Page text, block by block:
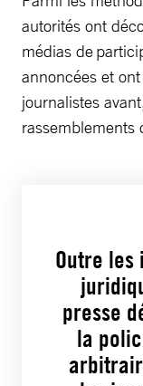
autorités ont
médias de
annoncées et
journalistes
rassemblements
Outre
presse
la